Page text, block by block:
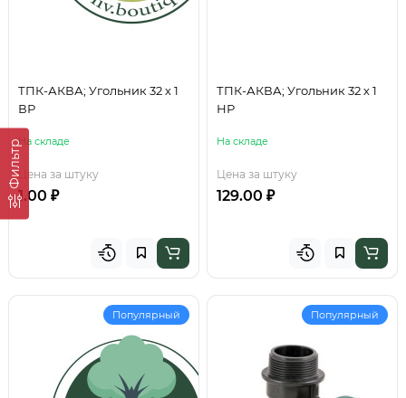
Фильтр
ТПК-АКВА; Угольник 32 х 1
ВР
На складе
Цена за штуку
1.00 ₽
ТПК-АКВА; Угольник 32 х 1
НР
На складе
Цена за штуку
129.00 ₽
Популярный Популярный